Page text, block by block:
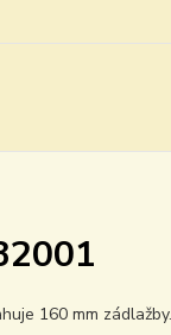
160 mm zádlažby.